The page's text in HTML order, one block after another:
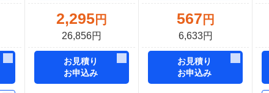
2,295円
26,856円
お見積り
お申込み
567 円
6,633円
お見積り
お申込み